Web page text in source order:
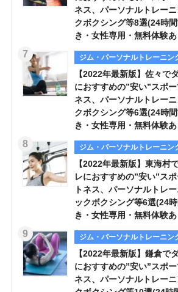
ネス、パーソナルトレー
クボクシング等8選(24時
き・女性専用・無料体験
ジム・パーソナルトレーニン
【2022年最新版】佐々で
におすすめの”安い”スポ
ネス、パーソナルトレー
クボクシング等6選(24時
き・女性専用・無料体験
ジム・パーソナルトレーニン
【2022年最新版】東海村
レにおすすめの”安い”ス
トネス、パーソナルトレ
ックボクシング等6選(24
き・女性専用・無料体験
ジム・パーソナルトレーニン
【2022年最新版】鎌倉で
におすすめの”安い”スポ
ネス、パーソナルトレー